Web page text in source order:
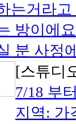
는거라
방이에
분 사정
[스튜디
7/18 부
지역: 가